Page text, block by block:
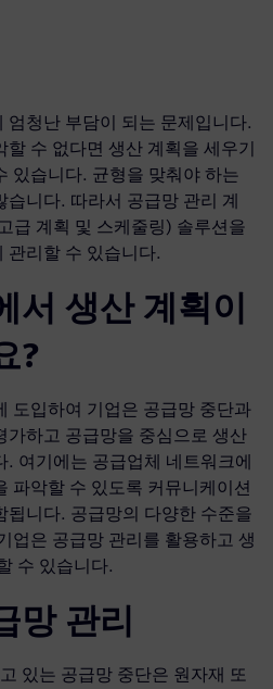
엄청난 부담이 되는 문제입니다.
수 없다면 생산 계획을 세우기
있습니다. 균형을 맞춰야 하는
습니다. 따라서 공급망 관리 계
급 계획 및 스케줄링) 솔루션을
관리할 수 있습니다.
서 생산 계획이
?
도입하여 기업은 공급망 중단과
가하고 공급망을 중심으로 생산
. 여기에는 공급업체 네트워크에
파악할 수 있도록 커뮤니케이션
됩니다. 공급망의 다양한 수준을
업은 공급망 관리를 활용하고 생
수 있습니다.
망 관리
있는 공급망 중단은 원자재 또